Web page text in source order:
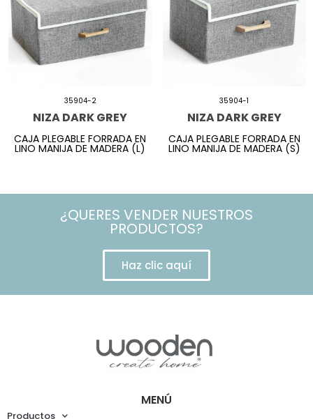
35904-2
NIZA DARK GREY
CAJA PLEGABLE FORRADA EN
LINO MANIJA DE MADERA (L)
35904-1
NIZA DARK GREY
CAJA PLEGABLE FORRADA EN
LINO MANIJA DE MADERA (S)
¿QUERES VENDER NUESTROS
PRODUCTOS?
Haz clic aquí
MENÚ
Productos